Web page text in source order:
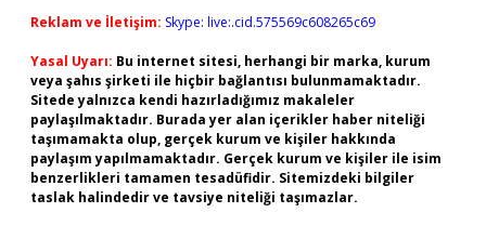
Reklam ve İletişim: Skype: live:.cid.575569c608265c69
Yasal Uyarı: Bu internet sitesi, herhangi bir marka, kurum
veya şahıs şirketi ile hiçbir bağlantısı bulunmamaktadır.
Sitede yalnızca kendi hazırladığımız makaleler
paylaşılmaktadır. Burada yer alan içerikler haber niteliği
taşımamakta olup, gerçek kurum ve kişiler hakkında
paylaşım yapılmamaktadır. Gerçek kurum ve kişiler ile isim
benzerlikleri tamamen tesadüfidir. Sitemizdeki bilgiler
taslak halindedir ve tavsiye niteliği taşımazlar.